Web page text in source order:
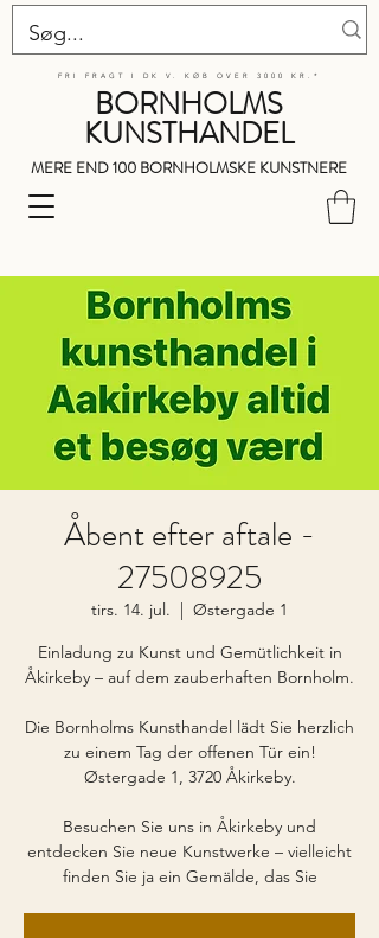
BORNHOLMS
KUNSTHANDEL
MERE END 100 BORNHOLMSKE KUNSTNERE
FRI FRAGT I DK V. KØB OVER 3000 KR.*
Åbent efter aftale -
27508925
tirs. 14. jul.
  |
Østergade 1
Einladung zu Kunst und Gemütlichkeit in
Åkirkeby – auf dem zauberhaften Bornholm.
Die Bornholms Kunsthandel lädt Sie herzlich
zu einem Tag der offenen Tür ein!
Østergade 1, 3720 Åkirkeby.
Besuchen Sie uns in Åkirkeby und
entdecken Sie neue Kunstwerke – vielleicht
finden Sie ja ein Gemälde, das Sie